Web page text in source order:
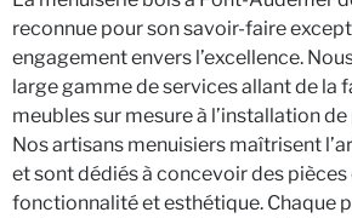
reconnue pour son savoir-faire
engagement envers l’excellence.
large gamme de services allant de la
meubles sur mesure à l’installation
Nos artisans menuisiers maîtrisent
et sont dédiés à concevoir des
fonctionnalité et esthétique. Chaque